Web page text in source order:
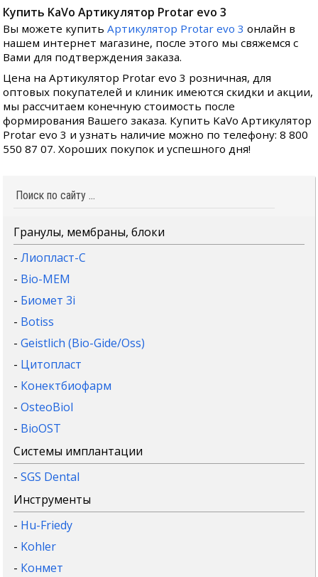
Купить KaVo Артикулятор Protar evo 3
Вы можете купитьАртикулятор Protar evo 3 онлайн в
нашем интернет магазине, после этого мы свяжемся с
Вами для подтверждения заказа.
Цена на Артикулятор Protar evo 3 розничная, для
оптовых покупателей и клиник имеются скидки и акции,
мы рассчитаем конечную стоимость после
формирования Вашего заказа. Купить KaVo Артикулятор
Protar evo 3 и узнать наличие можно по телефону: 8 800
550 87 07. Хороших покупок и успешного дня!
Гранулы, мембраны, блоки
-Лиопласт-С
- Bio-MEM
- Биомет 3i
- Botiss
-Geistlich (Bio-Gide/Oss)
- Цитопласт
- Конектбиофарм
-OsteoBiol
- BioOST
Системы имплантации
-SGS Dental
Инструменты
- Hu-Friedy
- Kohler
- Конмет